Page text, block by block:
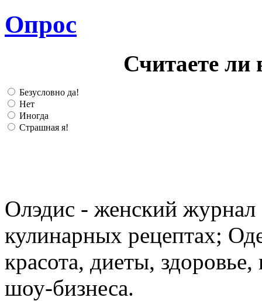
Опрос
Считаете ли
Безусловно да!
Нет
Иногда
Страшная я!
Олэдис - женский журнал
кулинарных рецептах;
красота, диеты,
шоу-бизнеса.